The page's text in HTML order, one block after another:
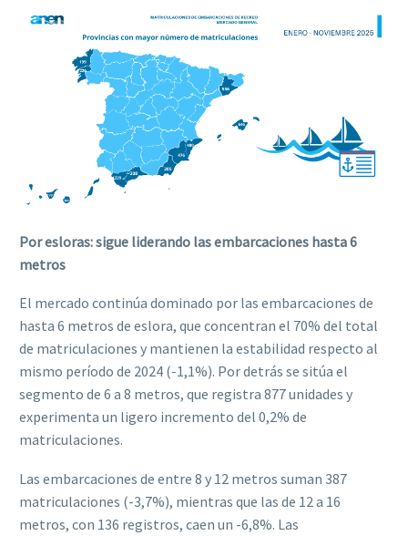
Por esloras: sigue liderando las embarcaciones hasta 6
metros
El mercado continúa dominado por las embarcaciones de
hasta 6 metros de eslora, que concentran el 70% del total
de matriculaciones y mantienen la estabilidad respecto al
mismo período de 2024 (-1,1%). Por detrás se sitúa el
segmento de 6 a 8 metros, que registra 877 unidades y
experimenta un ligero incremento del 0,2% de
matriculaciones.
Las embarcaciones de entre 8 y 12 metros suman 387
matriculaciones (-3,7%), mientras que las de 12 a 16
metros, con 136 registros, caen un -6,8%. Las